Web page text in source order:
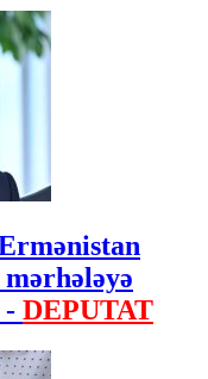
- DEPUTAT